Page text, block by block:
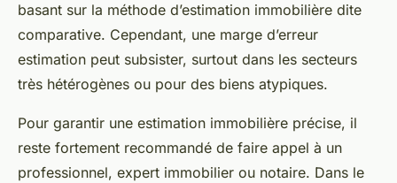
basant sur la méthode d’estimation immobilière dite
comparative. Cependant, une marge d’erreur
estimation peut subsister, surtout dans les secteurs
très hétérogènes ou pour des biens atypiques.
Pour garantir une estimation immobilière précise, il
reste fortement recommandé de faire appel à un
professionnel, expert immobilier ou notaire. Dans le